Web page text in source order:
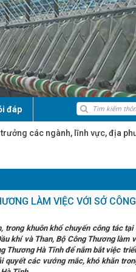
đáp
vực, địa phương
Tạo đà
nhà
triển mới
nông thôn tiêu biểu cấp
Truyền hình Hà Tĩnh)
Tôn
Bắc, Bắc Trung Bộ
văn phát biểu khai mạc Hội
thành lập công ty sản xuất thép
- Xây lắp và Thương mại Hà Tĩnh
gia trưng bày, giới thiệu, quảng
LÀM VIỆC VỚI SỞ
trong khuôn khổ chuyến công tác
khí và Than, Bộ Công Thương làm
Thương Hà Tĩnh để nắm bắt việc
quyết các vướng mắc, khó khăn